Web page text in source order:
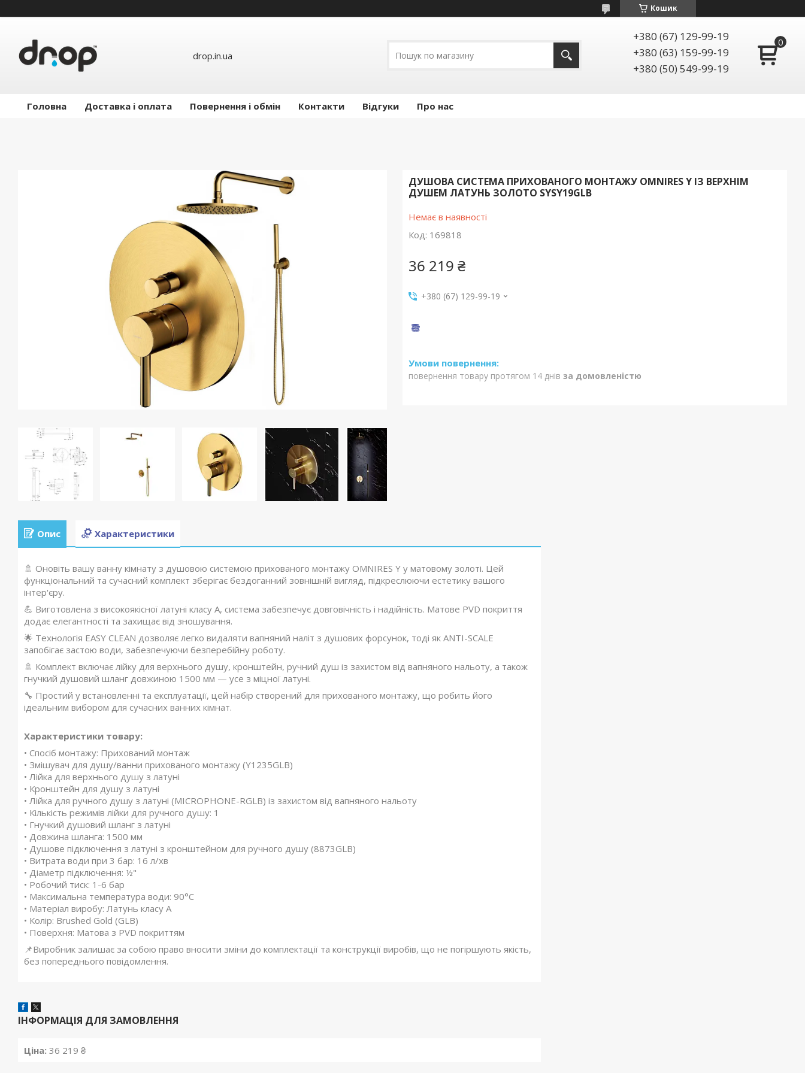
Кошик
drop.in.ua
+380 (67) 129-99-19
+380 (63) 159-99-19
+380 (50) 549-99-19
Головна Доставка і оплата Повернення і обмін Контакти Відгуки Про нас
ДУШОВА СИСТЕМА ПРИХОВАНОГО МОНТАЖУ OMNIRES Y ІЗ ВЕРХНІМ
ДУШЕМ ЛАТУНЬ ЗОЛОТО SYSY19GLB
Немає в наявності
Код: 169818
36 219 ₴
+380 (67) 129-99-19
повернення товару протягом 14 днів за домовленістю
Опис Характеристики
🚿 Оновіть вашу ванну кімнату з душовою системою прихованого монтажу OMNIRES Y у матовому золоті. Цей
функціональний та сучасний комплект зберігає бездоганний зовнішній вигляд, підкреслюючи естетику вашого
інтер'єру.
💪 Виготовлена з високоякісної латуні класу А, система забезпечує довговічність і надійність. Матове PVD покриття
додає елегантності та захищає від зношування.
🌟 Технологія EASY CLEAN дозволяє легко видаляти вапняний наліт з душових форсунок, тоді як ANTI-SCALE
запобігає застою води, забезпечуючи безперебійну роботу.
🚿 Комплект включає лійку для верхнього душу, кронштейн, ручний душ із захистом від вапняного нальоту, а також
гнучкий душовий шланг довжиною 1500 мм — усе з міцної латуні.
🔧 Простий у встановленні та експлуатації, цей набір створений для прихованого монтажу, що робить його
ідеальним вибором для сучасних ванних кімнат.
Характеристики товару:
• Спосіб монтажу: Прихований монтаж
• Змішувач для душу/ванни прихованого монтажу (Y1235GLB)
• Лійка для верхнього душу з латуні
• Кронштейн для душу з латуні
• Лійка для ручного душу з латуні (MICROPHONE-RGLB) із захистом від вапняного нальоту
• Кількість режимів лійки для ручного душу: 1
• Гнучкий душовий шланг з латуні
• Довжина шланга: 1500 мм
• Душове підключення з латуні з кронштейном для ручного душу (8873GLB)
• Витрата води при 3 бар: 16 л/хв
• Діаметр підключення: ½"
• Робочий тиск: 1-6 бар
• Максимальна температура води: 90°С
• Матеріал виробу: Латунь класу А
• Колір: Brushed Gold (GLB)
• Поверхня: Матова з PVD покриттям
📌Виробник залишає за собою право вносити зміни до комплектації та конструкції виробів, що не погіршують якість,
без попереднього повідомлення.
ІНФОРМАЦІЯ ДЛЯ ЗАМОВЛЕННЯ
Ціна: 36 219 ₴